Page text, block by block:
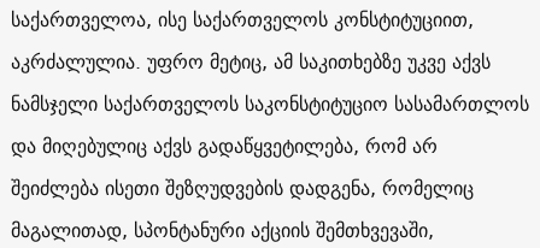
საქართველოა, ისე საქართველოს კონსტიტუციით,
აკრძალულია. უფრო მეტიც, ამ საკითხებზე უკვე აქვს
ნამსჯელი საქართველოს საკონსტიტუციო სასამართლოს
და მიღებულიც აქვს გადაწყვეტილება, რომ არ
შეიძლება ისეთი შეზღუდვების დადგენა, რომელიც
მაგალითად, სპონტანური აქციის შემთხვევაში,